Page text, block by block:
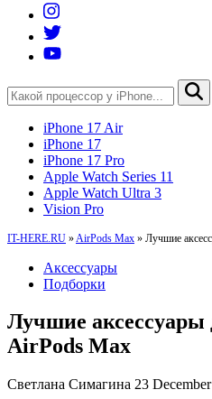
iPhone 17 Air
iPhone 17
iPhone 17 Pro
Apple Watch Series 11
Apple Watch Ultra 3
Vision Pro
IT-HERE.RU » AirPods Max » Лучшие
Аксессуары
Подборки
Лучшие
AirPods Max
Светлана Симагина 23